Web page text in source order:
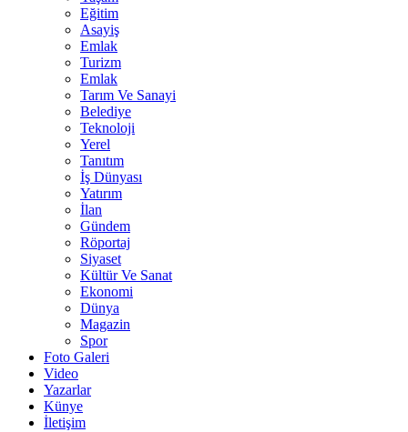
Eğitim
Asayiş
Emlak
Turizm
Emlak
Tarım Ve Sanayi
Belediye
Teknoloji
Yerel
Tanıtım
İş Dünyası
Yatırım
İlan
Gündem
Röportaj
Siyaset
Kültür Ve Sanat
Ekonomi
Dünya
Magazin
Spor
Foto Galeri
Video
Yazarlar
Künye
İletişim